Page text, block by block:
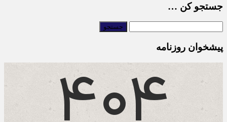
جستجو کن …
پیشخوان روزنامه